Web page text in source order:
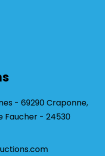
- 69290 Craponne,
Faucher - 24530